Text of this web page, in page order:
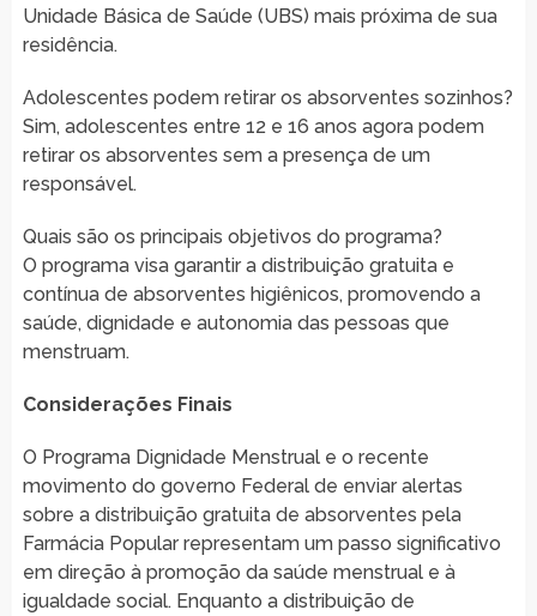
Unidade Básica de Saúde (UBS) mais próxima de sua
residência.
Adolescentes podem retirar os absorventes sozinhos?
Sim, adolescentes entre 12 e 16 anos agora podem
retirar os absorventes sem a presença de um
responsável.
Quais são os principais objetivos do programa?
O programa visa garantir a distribuição gratuita e
contínua de absorventes higiênicos, promovendo a
saúde, dignidade e autonomia das pessoas que
menstruam.
Considerações Finais
O Programa Dignidade Menstrual e o recente
movimento do governo Federal de enviar alertas
sobre a distribuição gratuita de absorventes pela
Farmácia Popular representam um passo significativo
em direção à promoção da saúde menstrual e à
igualdade social. Enquanto a distribuição de